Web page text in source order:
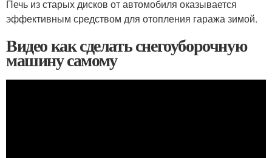
Печь из старых дисков от автомобиля оказывается
эффективным средством для отопления гаража зимой.
Видео как сделать снегоуборочную
машину самому